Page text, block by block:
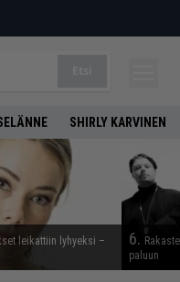
SHIRLY KARVINEN
leikattiin lyhyeksi –
6.
paluun